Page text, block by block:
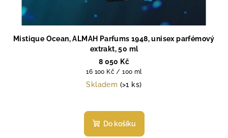
Mistique Ocean, ALMAH Parfums 1948, unisex parfémový
extrakt, 50 ml
8 050 Kč
Měrná
cena:
16 100 Kč / 100 ml
Skladem (>1 ks)
Do košíku